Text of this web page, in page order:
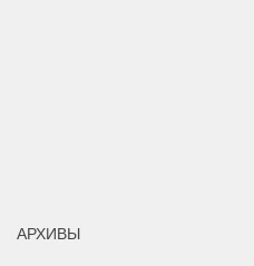
АРХИВЫ